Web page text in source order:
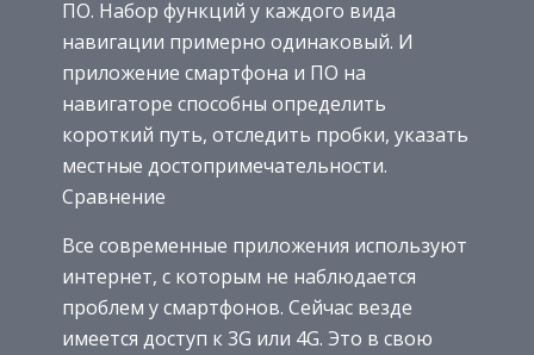
ПО. Набор функций у каждого вида
навигации примерно одинаковый. И
приложение смартфона и ПО на
навигаторе способны определить
короткий путь, отследить пробки, указать
местные достопримечательности.
Сравнение
Все современные приложения используют
интернет, с которым не наблюдается
проблем у смартфонов. Сейчас везде
имеется доступ к 3G или 4G. Это в свою